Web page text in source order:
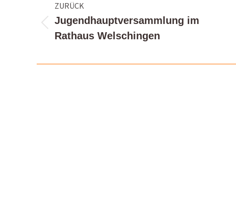
ZURÜCK
Vorheriger
Beitrag:
Jugendhauptversammlung im
Rathaus Welschingen